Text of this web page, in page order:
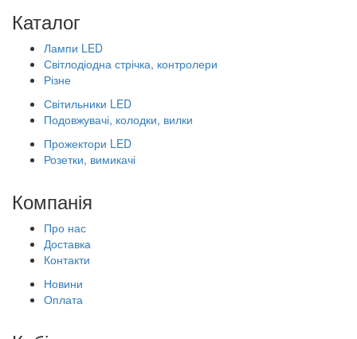
Каталог
Лампи LED
Світлодіодна стрічка, контролери
Різне
Світильники LED
Подовжувачі, колодки, вилки
Прожектори LED
Розетки, вимикачі
Компанія
Про нас
Доставка
Контакти
Новини
Оплата